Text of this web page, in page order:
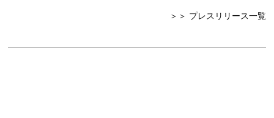
＞＞ プレスリリース一覧